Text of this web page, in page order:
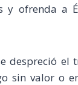
y ofrenda a
despreció
sin valor o